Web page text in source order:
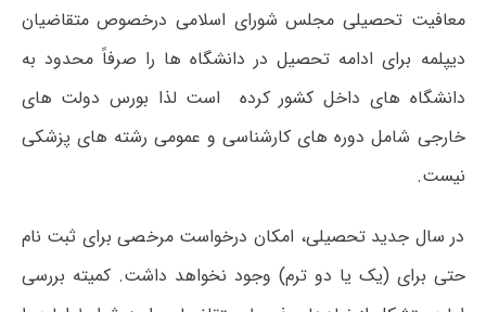
معافیت تحصیلی مجلس شورای اسلامی درخصوص متقاضیان
دیپلمه برای ادامه تحصیل در دانشگاه ها را صرفاً محدود به
دانشگاه های داخل کشور کرده است لذا بورس دولت های
خارجی شامل دوره های کارشناسی و عمومی رشته های پزشکی
نیست.
در سال جدید تحصیلی، امکان درخواست مرخصی برای ثبت نام
حتی برای (یک یا دو ترم) وجود نخواهد داشت. کمیته بررسی